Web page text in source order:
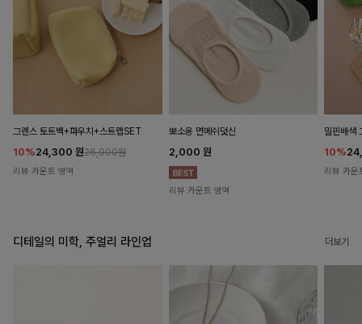
그렌스 토트백+파우치+스트랩SET
10%24,300 원26,900원
리뷰 카운트 영역
뽀소옹 면메쉬덧신
2,000 원
리뷰 카운트 영역
밀핀배색
10%
리뷰 카운
디테일의 미학, 주얼리 라인업 더보기